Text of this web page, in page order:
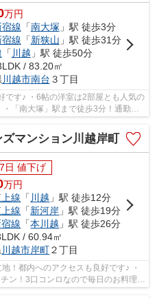
万円
線 「南大塚 」駅 徒歩3分
線 「新狭山 」駅 徒歩31分
「 川越 」駅 徒歩50分
/ 83.20㎡
川越市南台 ３丁目
です♪ ・6帖の洋室は2部屋とも人気の
「南大塚」駅まで徒歩3分！通勤、
ズマンション川越岸町
日 値下げ
万円
線 「 川越 」駅 徒歩12分
線 「新河岸 」駅 徒歩19分
線 「本川越 」駅 徒歩26分
/ 60.94㎡
川越市岸町２丁目
！都内へのアクセスも良好です♪ ・
ン！3口コンロなので毎日のお料理も
内！お子様...